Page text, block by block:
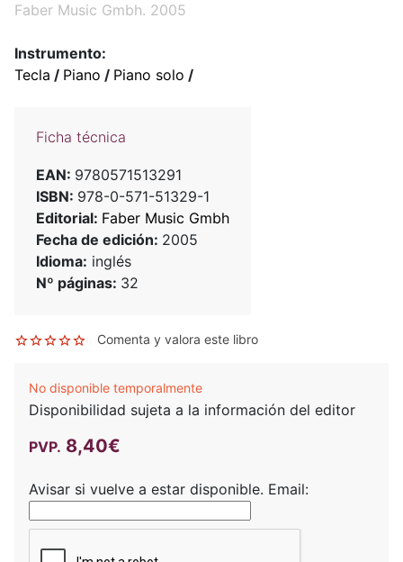
Faber Music Gmbh. 2005
Instrumento:
Tecla / Piano / Piano solo /
Ficha técnica
EAN: 9780571513291
ISBN: 978-0-571-51329-1
Editorial: Faber Music Gmbh
Fecha de edición: 2005
Idioma: inglés
Nº páginas: 32
Comenta y valora este libro
No disponible temporalmente
Disponibilidad sujeta a la información del editor
PVP. 8,40€
Avisar si vuelve a estar disponible. Email: